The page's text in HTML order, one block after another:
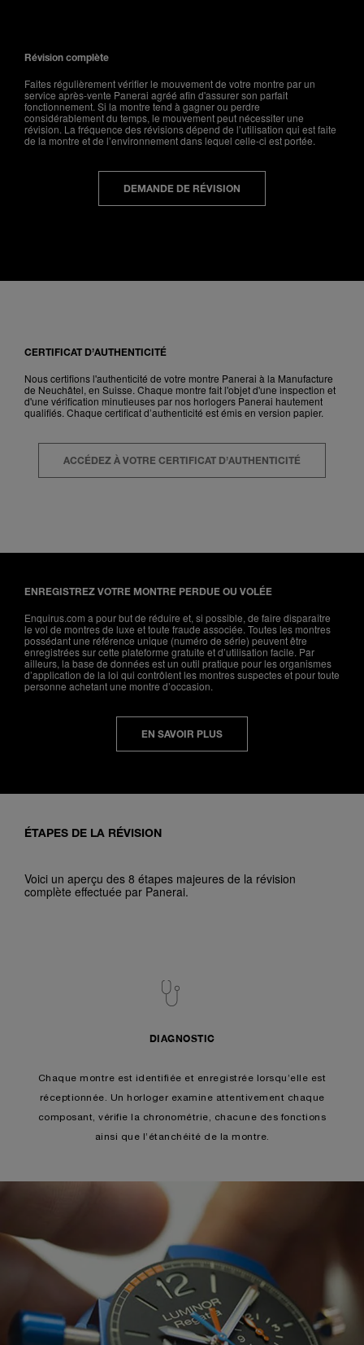
Révision complète
Faites régulièrement vérifier le mouvement de votre montre par un
service après-vente Panerai agréé afin d'assurer son parfait
fonctionnement. Si la montre tend à gagner ou perdre
considérablement du temps, le mouvement peut nécessiter une
révision. La fréquence des révisions dépend de l’utilisation qui est faite
de la montre et de l’environnement dans lequel celle-ci est portée.
DEMANDE DE RÉVISION
CERTIFICAT D’AUTHENTICITÉ
Nous certifions l'authenticité de votre montre Panerai à la Manufacture
de Neuchâtel, en Suisse. Chaque montre fait l'objet d'une inspection et
d'une vérification minutieuses par nos horlogers Panerai hautement
qualifiés. Chaque certificat d’authenticité est émis en version papier.
ACCÉDEZ À VOTRE CERTIFICAT D’AUTHENTICITÉ
ENREGISTREZ VOTRE MONTRE PERDUE OU VOLÉE
Enquirus.com a pour but de réduire et, si possible, de faire disparaître
le vol de montres de luxe et toute fraude associée. Toutes les montres
possédant une référence unique (numéro de série) peuvent être
enregistrées sur cette plateforme gratuite et d’utilisation facile. Par
ailleurs, la base de données est un outil pratique pour les organismes
d’application de la loi qui contrôlent les montres suspectes et pour toute
personne achetant une montre d’occasion.
EN SAVOIR PLUS
ÉTAPES DE LA RÉVISION
Voici un aperçu des 8 étapes majeures de la révision
complète effectuée par Panerai.
DIAGNOSTIC
Chaque montre est identifiée et enregistrée lorsqu’elle est
réceptionnée. Un horloger examine attentivement chaque
composant, vérifie la chronométrie, chacune des fonctions
ainsi que l’étanchéité de la montre.